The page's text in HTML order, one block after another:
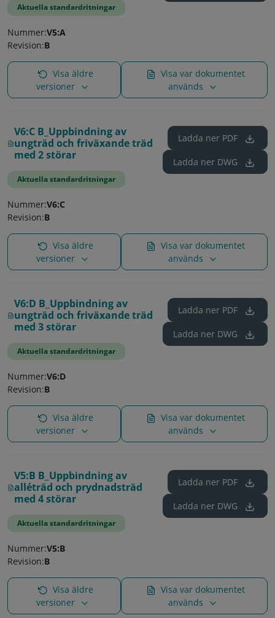
Aktuella standardritningar
Nummer:V5:A
Revision:B
Visa äldre
versioner
Visa var dokumentet
används
V6:C B_Uppbindning av
ungträd och friväxande träd
med 2 störar
Aktuella standardritningar
Ladda ner PDF
Ladda ner DWG
Nummer:V6:C
Revision:B
Visa äldre
versioner
Visa var dokumentet
används
V6:D B_Uppbindning av
ungträd och friväxande träd
med 3 störar
Aktuella standardritningar
Ladda ner PDF
Ladda ner DWG
Nummer:V6:D
Revision:B
Visa äldre
versioner
Visa var dokumentet
används
V5:B B_Uppbindning av
alléträd och prydnadsträd
med 4 störar
Aktuella standardritningar
Ladda ner PDF
Ladda ner DWG
Nummer:V5:B
Revision:B
Visa äldre
versioner
Visa var dokumentet
används